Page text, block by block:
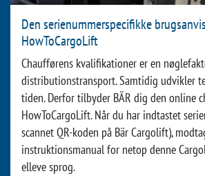
Den serienummerspecifikke
HowToCargoLift
Chaufførens kvalifikationer er en
distributionstransport. Samtidig udvikler
tiden. Derfor tilbyder BÄR dig den online
HowToCargoLift. Når du har indtastet
scannet QR-koden på Bär Cargolift),
instruktionsmanual for netop denne
elleve sprog.